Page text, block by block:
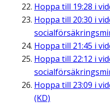
Hoppa till 19:28 i
Hoppa till 20:30 i
Hoppa till 21:45 i
Hoppa till 22:12 i
Hoppa till 23:09 i
(KD)